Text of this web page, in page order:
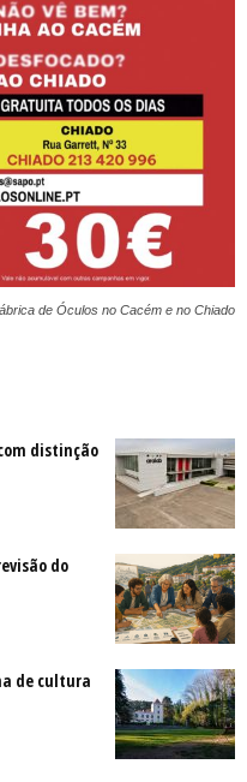
de Óculos no Cacém e no Chiado
distinção
do
de cultura